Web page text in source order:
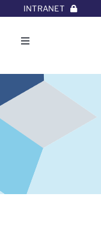
INTRANET
Toggle